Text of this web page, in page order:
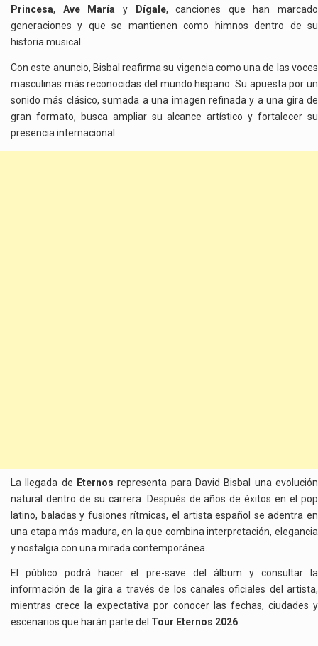
Princesa, Ave María y Dígale, canciones que han marcado
generaciones y que se mantienen como himnos dentro de su
historia musical.
Con este anuncio, Bisbal reafirma su vigencia como una de las voces
masculinas más reconocidas del mundo hispano. Su apuesta por un
sonido más clásico, sumada a una imagen refinada y a una gira de
gran formato, busca ampliar su alcance artístico y fortalecer su
presencia internacional.
La llegada de Eternos representa para David Bisbal una evolución
natural dentro de su carrera. Después de años de éxitos en el pop
latino, baladas y fusiones rítmicas, el artista español se adentra en
una etapa más madura, en la que combina interpretación, elegancia
y nostalgia con una mirada contemporánea.
El público podrá hacer el pre-save del álbum y consultar la
información de la gira a través de los canales oficiales del artista,
mientras crece la expectativa por conocer las fechas, ciudades y
escenarios que harán parte del Tour Eternos 2026